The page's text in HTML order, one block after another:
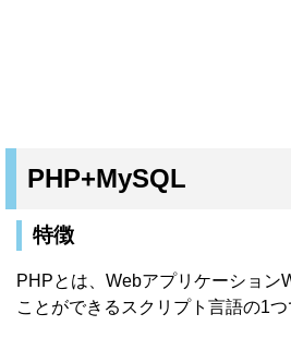
PHP+MySQL
特徴
PHPとは、Webアプリケーション
ことができるスクリプト言語の1つ